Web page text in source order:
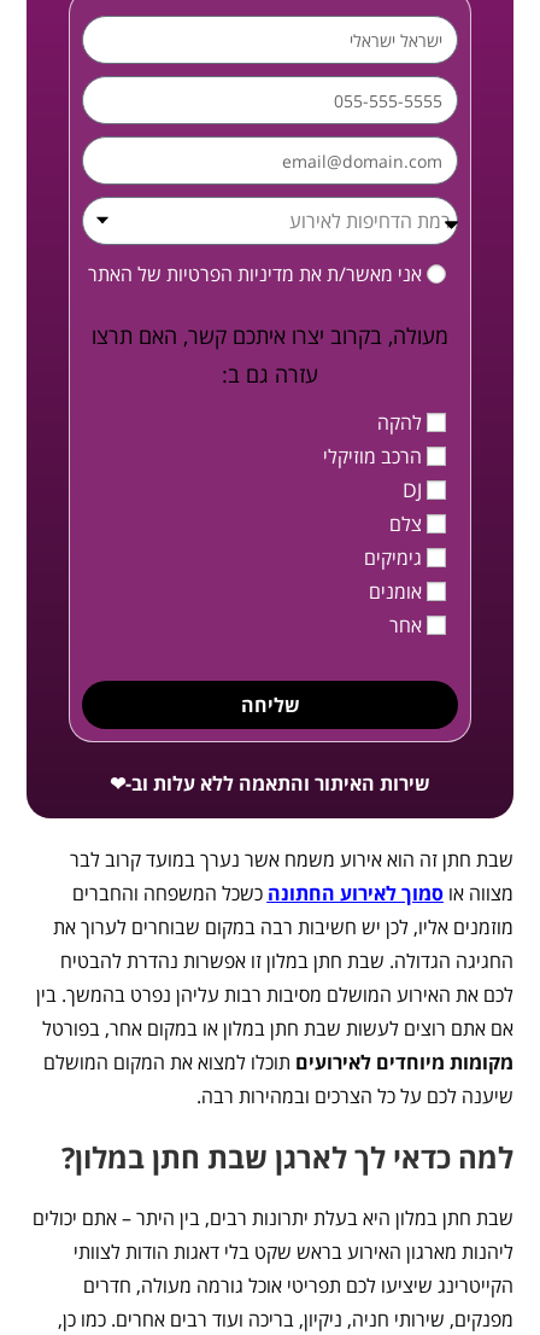
אני מאשר/ת את מדיניות הפרטיות של האתר
מעולה, בקרוב יצרו איתכם קשר, האם תרצו
עזרה גם ב:
להקה
הרכב מוזיקלי
DJ
צלם
גימיקים
אומנים
אחר
שליחה
שירות האיתור והתאמה ללא עלות וב-❤
שבת חתן זה הוא אירוע משמח אשר נערך במועד קרוב לבר
מצווה אוסמוך לאירוע החתונה כשכל המשפחה והחברים
מוזמנים אליו, לכן יש חשיבות רבה במקום שבוחרים לערוך את
החגיגה הגדולה. שבת חתן במלון זו אפשרות נהדרת להבטיח
לכם את האירוע המושלם מסיבות רבות עליהן נפרט בהמשך. בין
אם אתם רוצים לעשות שבת חתן במלון או במקום אחר, בפורטל
מקומות מיוחדים לאירועים תוכלו למצוא את המקום המושלם
שיענה לכם על כל הצרכים ובמהירות רבה.
למה כדאי לך לארגן שבת חתן במלון?
שבת חתן במלון היא בעלת יתרונות רבים, בין היתר – אתם יכולים
ליהנות מארגון האירוע בראש שקט בלי דאגות הודות לצוותי
הקייטרינג שיציעו לכם תפריטי אוכל גורמה מעולה, חדרים
מפנקים, שירותי חניה, ניקיון, בריכה ועוד רבים אחרים. כמו כן,